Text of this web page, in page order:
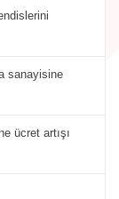
sanayisine
ücret artışı